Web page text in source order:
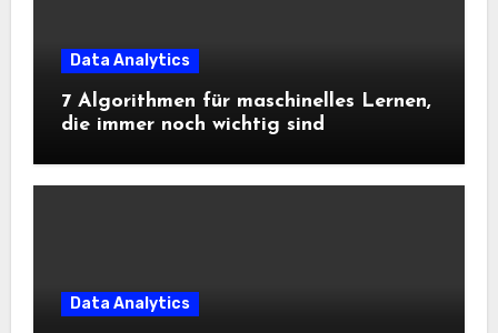
Data Analytics
7 Algorithmen für maschinelles Lernen,
die immer noch wichtig sind
Data Analytics